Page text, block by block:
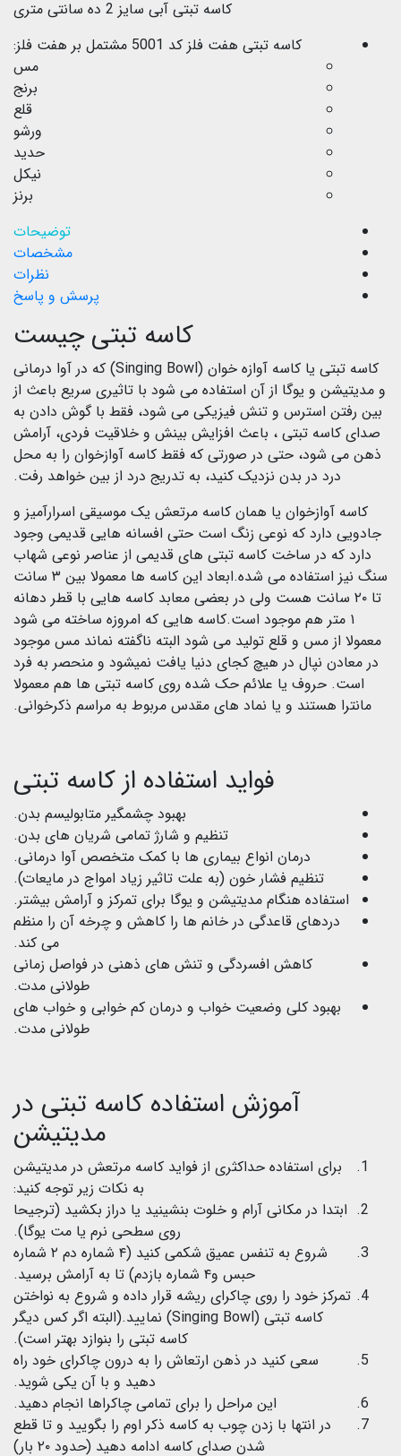
کاسه تبتی آبی سایز 2 ده سانتی متری
کاسه تبتی هفت فلز کد 5001 مشتمل بر هفت فلز:
مس
برنج
قلع
ورشو
حدید
نیکل
برنز
توضیحات
مشخصات
نظرات
پرسش و پاسخ
کاسه تبتی چیست
کاسه تبتی یا کاسه آوازه خوان (Singing Bowl) که در آوا درمانی
و مدیتیشن و یوگا از آن استفاده می شود با تاثیری سریع باعث از
بین رفتن استرس و تنش فیزیکی می شود، فقط با گوش دادن به
صدای کاسه تبتی ، باعث افزایش بینش و خلاقیت فردی، آرامش
ذهن می شود، حتی در صورتی که فقط کاسه آوازخوان را به محل
درد در بدن نزدیک کنید، به تدریج درد از بین خواهد رفت.
کاسه آوازخوان یا همان کاسه مرتعش یک موسیقی اسرارآمیز و
جادویی دارد که نوعی زنگ است حتی افسانه هایی قدیمی وجود
دارد که در ساخت کاسه تبتی های قدیمی از عناصر نوعی شهاب
سنگ نیز استفاده می شده.ابعاد این کاسه ها معمولا بین ۳ سانت
تا ۲۰ سانت هست ولی در بعضی معابد کاسه هایی با قطر دهانه
۱ متر هم موجود است.کاسه هایی که امروزه ساخته می شود
معمولا از مس و قلع تولید می شود البته ناگفته نماند مس موجود
در معادن نپال در هیچ کجای دنیا یافت نمیشود و منحصر به فرد
است. حروف یا علائم حک شده روی کاسه تبتی ها هم معمولا
مانترا هستند و یا نماد های مقدس مربوط به مراسم ذکرخوانی.
فواید استفاده از کاسه تبتی
بهبود چشمگیر متابولیسم بدن.
تنظیم و شارژ تمامی شریان های بدن.
درمان انواع بیماری ها با کمک متخصص آوا درمانی.
تنظیم فشار خون (به علت تاثیر زیاد امواج در مایعات).
استفاده هنگام مدیتیشن و یوگا برای تمرکز و آرامش بیشتر.
دردهای قاعدگی در خانم ها را کاهش و چرخه آن را منظم
می کند.
کاهش افسردگی و تنش های ذهنی در فواصل زمانی
طولانی مدت.
بهبود کلی وضعیت خواب و درمان کم خوابی و خواب های
طولانی مدت.
آموزش استفاده کاسه تبتی در
مدیتیشن
برای استفاده حداکثری از فواید کاسه مرتعش در مدیتیشن
به نکات زیر توجه کنید:
ابتدا در مکانی آرام و خلوت بنشینید یا دراز بکشید (ترجیحا
روی سطحی نرم یا مت یوگا).
شروع به تنفس عمیق شکمی کنید (۴ شماره دم ۲ شماره
حبس و۴ شماره بازدم) تا به آرامش برسید.
تمرکز خود را روی چاکرای ریشه قرار داده و شروع به نواختن
کاسه تبتی (Singing Bowl) نمایید.(البته اگر کس دیگر
کاسه تبتی را بنوازد بهتر است).
سعی کنید در ذهن ارتعاش را به درون چاکرای خود راه
دهید و با آن یکی شوید.
این مراحل را برای تمامی چاکراها انجام دهید.
در انتها با زدن چوب به کاسه ذکر اوم را بگویید و تا قطع
شدن صدای کاسه ادامه دهید (حدود ۲۰ بار)